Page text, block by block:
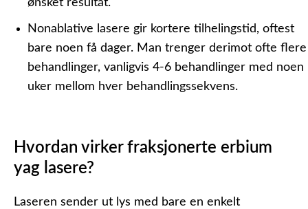
ønsket resultat.
Nonablative lasere gir kortere tilhelingstid, oftest
bare noen få dager. Man trenger derimot ofte flere
behandlinger, vanligvis 4-6 behandlinger med noen
uker mellom hver behandlingssekvens.
Hvordan virker fraksjonerte erbium
yag lasere?
Laseren sender ut lys med bare en enkelt